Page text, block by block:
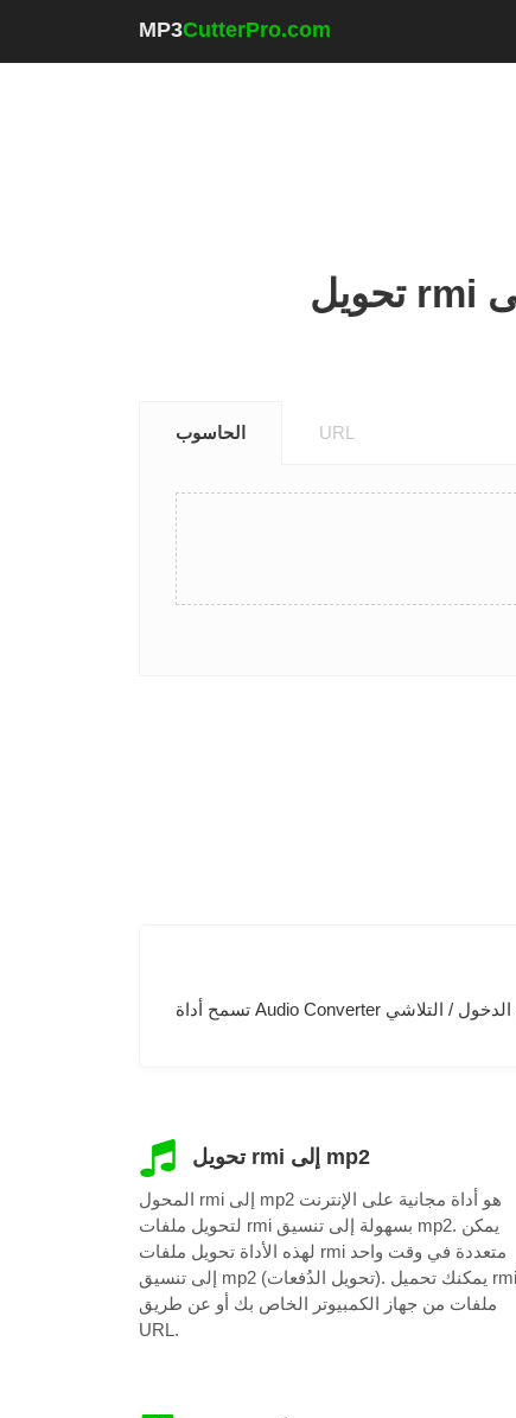
MP3CutterPro.com
الحاسوب URL
تحويل rmi إلى mp2
المحول rmi إلى mp2 هو أداة مجانية على الإنترنت
لتحويل ملفات rmi بسهولة إلى تنسيق mp2. يمكن
لهذه الأداة تحويل ملفات rmi متعددة في وقت واحد
إلى تنسيق mp2 (تحويل الدُفعات). يمكنك تحميل rmi
ملفات من جهاز الكمبيوتر الخاص بك أو عن طريق
URL.